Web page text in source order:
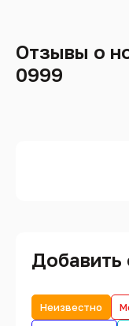
Отзывы о
0999
Добавить
Неизвестно